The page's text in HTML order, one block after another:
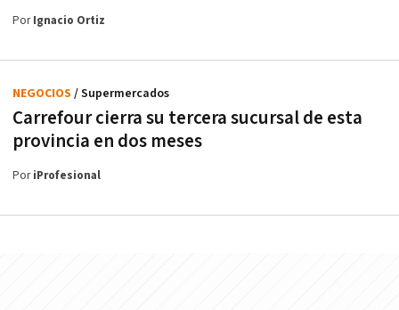
PorIgnacio Ortiz
Carrefour cierra su tercera sucursal de esta
provincia en dos meses
NEGOCIOS / Supermercados
PoriProfesional